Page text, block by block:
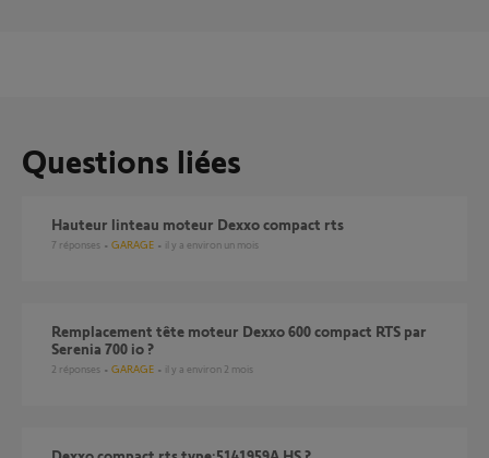
Questions liées
Hauteur linteau moteur Dexxo compact rts
7 réponses GARAGE il y a environ un mois
Remplacement tête moteur Dexxo 600 compact RTS par
Serenia 700 io ?
2 réponses GARAGE il y a environ 2 mois